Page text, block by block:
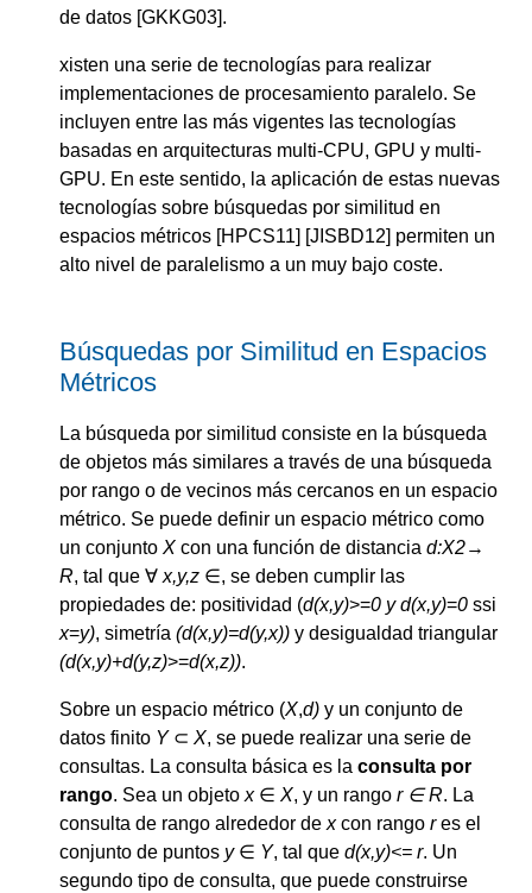
de datos [GKKG03].
xisten una serie de tecnologías para realizar
implementaciones de procesamiento paralelo. Se
incluyen entre las más vigentes las tecnologías
basadas en arquitecturas multi-CPU, GPU y multi-
GPU. En este sentido, la aplicación de estas nuevas
tecnologías sobre búsquedas por similitud en
espacios métricos [HPCS11] [JISBD12] permiten un
alto nivel de paralelismo a un muy bajo coste.
Búsquedas por Similitud en Espacios
Métricos
La búsqueda por similitud consiste en la búsqueda
de objetos más similares a través de una búsqueda
por rango o de vecinos más cercanos en un espacio
métrico. Se puede definir un espacio métrico como
un conjunto Χ con una función de distancia d:X2→
R, tal que ∀x,y,z ∈, se deben cumplir las
propiedades de: positividad (d(x,y)>=0 y d(x,y)=0 ssi
x=y), simetría (d(x,y)=d(y,x)) y desigualdad triangular
(d(x,y)+d(y,z)>=d(x,z)).
Sobre un espacio métrico (X,d) y un conjunto de
datos finito Y ⊂ X, se puede realizar una serie de
consultas. La consulta básica es la consulta por
rango. Sea un objetox ∈ X, y un rango r ∈R. La
consulta de rango alrededor dexcon rango res el
conjunto de puntos y ∈ Y, tal que d(x,y)<= r. Un
segundo tipo de consulta, que puede construirse